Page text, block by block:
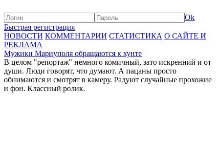
Ok
Быстрая регистрация
НОВОСТИ КОММЕНТАРИИ СТАТИСТИКА О САЙТЕ И
РЕКЛАМА
Мужики Мариуполя обращаются к хунте
В целом "репортаж" немного комичный, зато искренний и от
души. Люди говорят, что думают. А пацаны просто
обнимаются и смотрят в камеру. Радуют случайные прохожие
и фон. Классный ролик.